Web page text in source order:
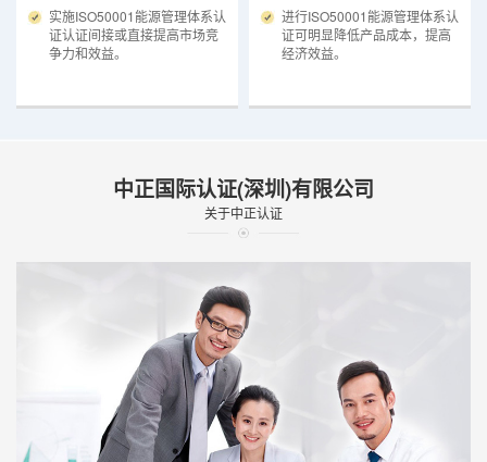
实施ISO50001能源管理体系认
证认证间接或直接提高市场竞
争力和效益。
进行ISO50001能源管理体系认
证可明显降低产品成本，提高
经济效益。
中正国际认证(深圳)有限公司
关于中正认证